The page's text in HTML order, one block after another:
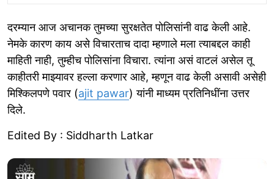
दरम्यान आज अचानक तुमच्या सुरक्षतेत पाेलिसांनी वाढ केली आहे.
नेमके कारण काय असे विचारताच दादा म्हणाले मला त्याबद्दल काही
माहिती नाही, तुम्हीच पोलिसांना विचारा. त्यांना असं वाटलं असेल तू
काहीतरी माझ्यावर हल्ला करणार आहे, म्हणून वाढ केली असावी असेही
मिश्किलपणे पवार (ajit pawar) यांनी माध्यम प्रतिनिधींना उत्तर
दिले.
Edited By : Siddharth Latkar